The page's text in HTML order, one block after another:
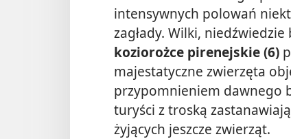
intensywnych polowań
zagłady. Wilki,
koziorożce pirenejskie (6)
majestatyczne zwierzęta
przypomnieniem dawnego
turyści z troską
żyjących jeszcze zwierząt.